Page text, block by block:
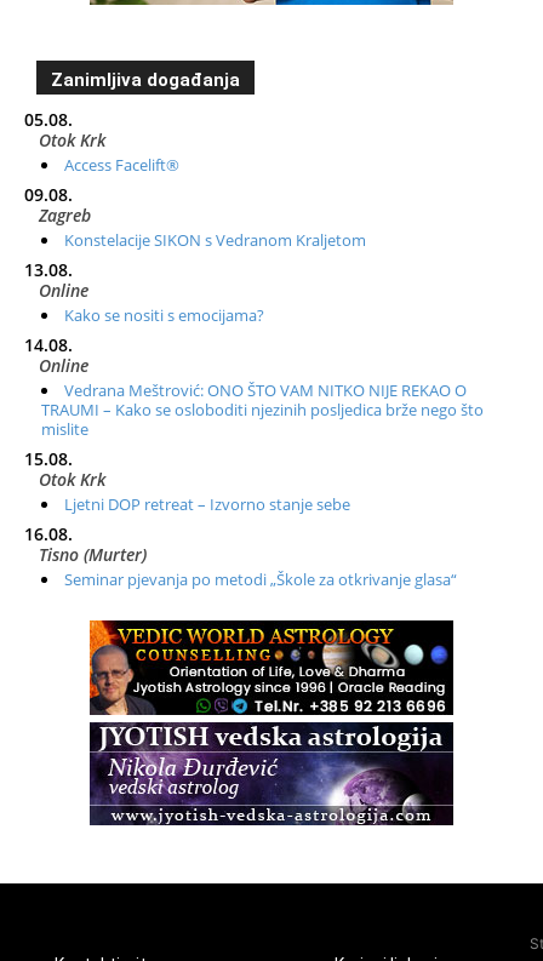
Zanimljiva događanja
05.08.
Otok Krk
Access Facelift®
09.08.
Zagreb
Konstelacije SIKON s Vedranom Kraljetom
13.08.
Online
Kako se nositi s emocijama?
14.08.
Online
Vedrana Meštrović: ONO ŠTO VAM NITKO NIJE REKAO O
TRAUMI – Kako se osloboditi njezinih posljedica brže nego što
mislite
15.08.
Otok Krk
Ljetni DOP retreat – Izvorno stanje sebe
16.08.
Tisno (Murter)
Seminar pjevanja po metodi „Škole za otkrivanje glasa“
Radionica: Pomagači iz drugih dimenzija Online – otvoreno za
Zagreb+Online
Osnovni ThetaHealing® tečaj, Zagreb i Online
Access BARS®, otpusti stres